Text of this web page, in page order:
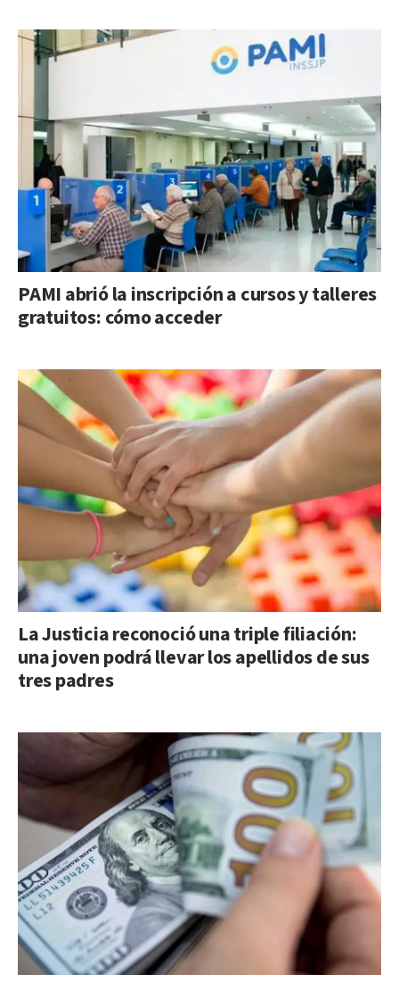
PAMI abrió la inscripción a cursos y talleres
gratuitos: cómo acceder
La Justicia reconoció una triple filiación:
una joven podrá llevar los apellidos de sus
tres padres